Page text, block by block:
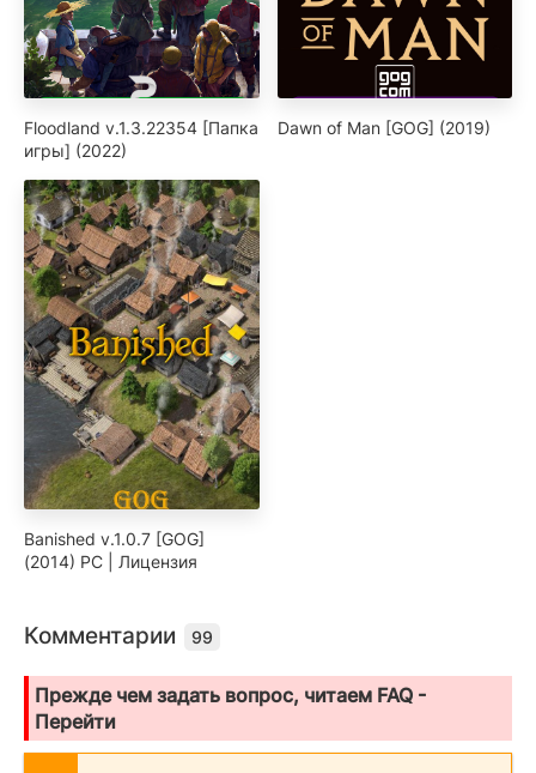
Floodland v.1.3.22354 [Папка
игры] (2022)
Dawn of Man [GOG] (2019)
Banished v.1.0.7 [GOG]
(2014) PC | Лицензия
Комментарии 99
Прежде чем задать вопрос, читаем FAQ -
Перейти